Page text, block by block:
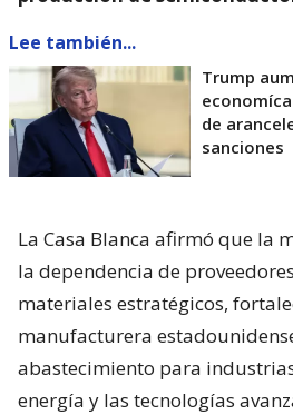
Lee también...
Trump
de
sanciones
La Casa Blanca afirmó que la
la dependencia de
materiales estratégicos,
manufacturera
abastecimiento para
energía y las tecnologías